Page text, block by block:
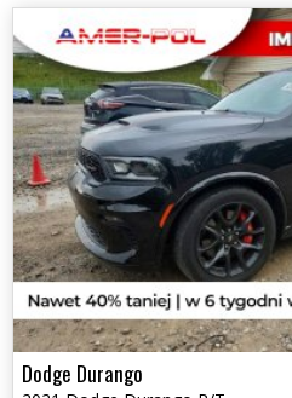
Dodge Durango